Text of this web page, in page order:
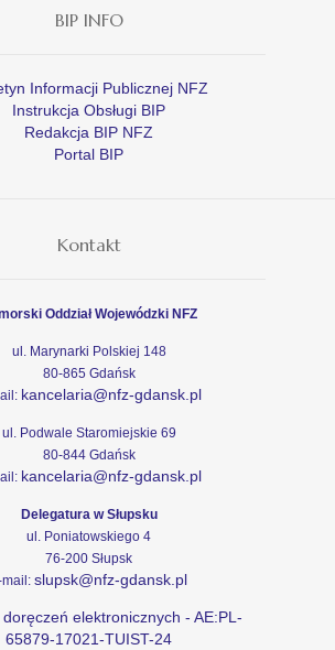
BIP INFO
Informacji Publicznej NFZ
Instrukcja Obsługi BIP
Redakcja BIP NFZ
Portal BIP
Kontakt
Oddział Wojewódzki NFZ
ul. Marynarki Polskiej 148
80-865 Gdańsk
kancelaria@nfz-gdansk.pl
ul. Podwale Staromiejskie 69
80-844 Gdańsk
kancelaria@nfz-gdansk.pl
Delegatura w Słupsku
ul. Poniatowskiego 4
76-200 Słupsk
slupsk@nfz-gdansk.pl
elektronicznych - AE:PL-
65879-17021-TUIST-24